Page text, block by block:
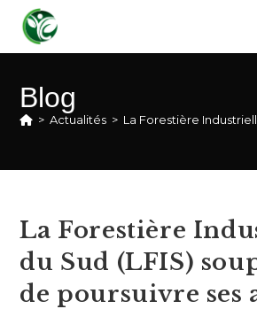
content
Blog
> Actualités > La Forestière
La Forestière
du Sud (LFIS)
de poursuivre ses